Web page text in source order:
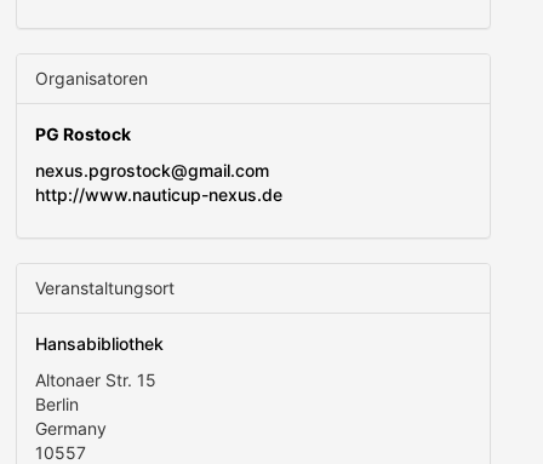
Organisatoren
PG Rostock
nexus.pgrostock@gmail.com
http://www.nauticup-nexus.de
Veranstaltungsort
Hansabibliothek
Altonaer Str. 15
Berlin
Germany
10557